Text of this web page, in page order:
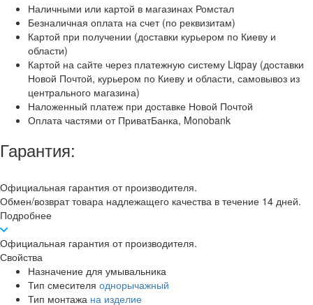
Наличными или картой в магазинах Ромстал
Безналичная оплата на счет (по реквизитам)
Картой при получении (доставки курьером по Киеву и
области)
Картой на сайте через платежную систему Liqpay (доставки
Новой Почтой, курьером по Киеву и области, самовывоз из
центрального магазина)
Наложенный платеж при доставке Новой Почтой
Оплата частями от ПриватБанка, Monobank
Гарантия:
Официальная гарантия от производителя.
Обмен/возврат товара надлежащего качества в течение 14 дней.
Подробнее
Официальная гарантия от производителя.
Свойства
Назначение для умывальника
Тип смесителя однорычажный
Тип монтажа на изделие